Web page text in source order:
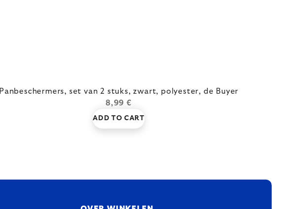
Panbeschermers, set van 2 stuks, zwart, polyester, de Buyer
8,99 €
ADD TO CART